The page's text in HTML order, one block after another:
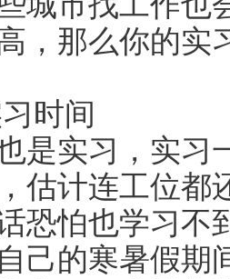
，那么你的实
时间
是实习，实习
估计连工位都
恐怕也学习不
己的寒暑假期